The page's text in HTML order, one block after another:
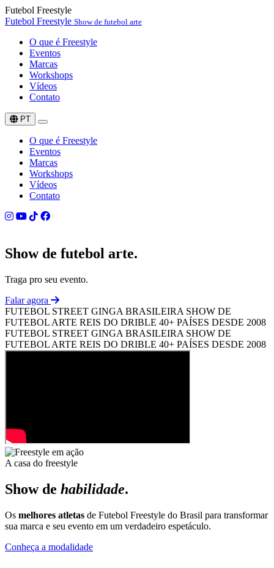
Futebol Freestyle
Futebol Freestyle Show de futebol arte
O que é Freestyle
Eventos
Marcas
Workshops
Vídeos
Contato
PT
O que é Freestyle
Eventos
Marcas
Workshops
Vídeos
Contato
Show de futebol arte.
Traga pro seu evento.
Falar agora
FUTEBOL STREET GINGA BRASILEIRA SHOW DE
FUTEBOL ARTE REIS DO DRIBLE 40+ PAÍSES DESDE 2008
FUTEBOL STREET GINGA BRASILEIRA SHOW DE
FUTEBOL ARTE REIS DO DRIBLE 40+ PAÍSES DESDE 2008
A casa do freestyle
Show de habilidade.
Os melhores atletas de Futebol Freestyle do Brasil para transformar
sua marca e seu evento em um verdadeiro espetáculo.
Conheça a modalidade